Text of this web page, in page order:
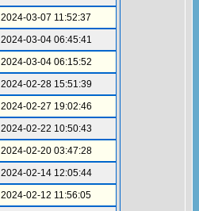
2024-03-07 11:52:37
2024-03-04 06:45:41
2024-03-04 06:15:52
2024-02-28 15:51:39
2024-02-27 19:02:46
2024-02-22 10:50:43
2024-02-20 03:47:28
2024-02-14 12:05:44
2024-02-12 11:56:05